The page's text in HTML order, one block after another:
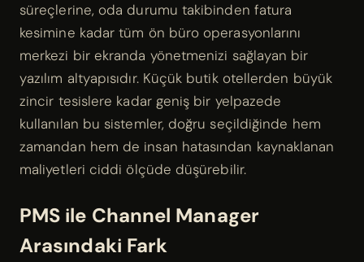
süreçlerine, oda durumu takibinden fatura
kesimine kadar tüm ön büro operasyonlarını
merkezi bir ekranda yönetmenizi sağlayan bir
yazılım altyapısıdır. Küçük butik otellerden büyük
zincir tesislere kadar geniş bir yelpazede
kullanılan bu sistemler, doğru seçildiğinde hem
zamandan hem de insan hatasından kaynaklanan
maliyetleri ciddi ölçüde düşürebilir.
PMS ile Channel Manager
Arasındaki Fark